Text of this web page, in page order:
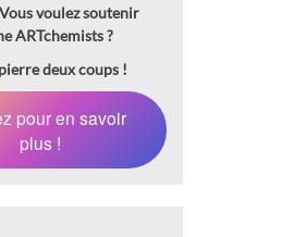
Vous voulez soutenir
ARTchemists ?
deux coups !
pour en savoir
plus !